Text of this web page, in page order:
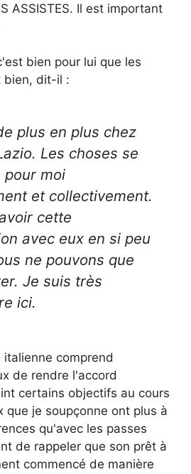
ASSISTES. Il est important
bien pour lui que les
bien, dit-il :
plus en plus chez
Les choses se
pour moi
et collectivement.
cette
avec eux en si peu
ne pouvons que
Je suis très
ici.
comprend
de rendre l'accord
certains objectifs au cours
que je soupçonne ont plus à
qu'avec les passes
de rappeler que son prêt à
commencé de manière